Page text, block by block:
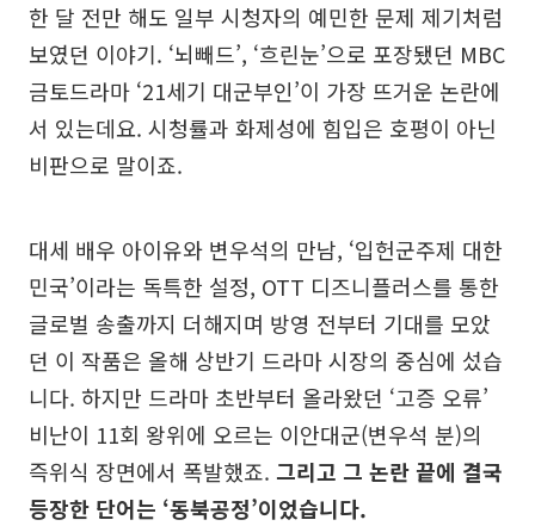
한 달 전만 해도 일부 시청자의 예민한 문제 제기처럼
보였던 이야기. ‘뇌빼드’, ‘흐린눈’으로 포장됐던 MBC
금토드라마 ‘21세기 대군부인’이 가장 뜨거운 논란에
서 있는데요. 시청률과 화제성에 힘입은 호평이 아닌
비판으로 말이죠.
대세 배우 아이유와 변우석의 만남, ‘입헌군주제 대한
민국’이라는 독특한 설정, OTT 디즈니플러스를 통한
글로벌 송출까지 더해지며 방영 전부터 기대를 모았
던 이 작품은 올해 상반기 드라마 시장의 중심에 섰습
니다. 하지만 드라마 초반부터 올라왔던 ‘고증 오류’
비난이 11회 왕위에 오르는 이안대군(변우석 분)의
즉위식 장면에서 폭발했죠. 그리고 그 논란 끝에 결국
등장한 단어는 ‘동북공정’이었습니다.